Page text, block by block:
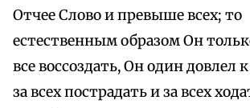
Отчее Слово и превыше всех; то
естественным образом Он
все воссоздать, Он один довлел
за всех пострадать и за всех